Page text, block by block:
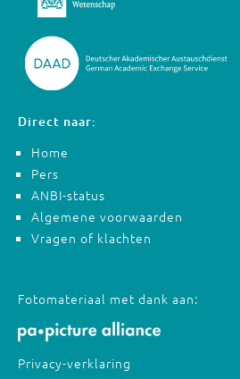
Direct naar:
Home
Pers
ANBI-status
Algemene voorwaarden
Vragen of klachten
Fotomateriaal met dank aan:
Privacy-verklaring